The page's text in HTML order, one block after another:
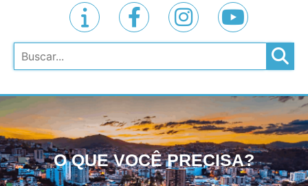
Pesquisar
O QUE VOCÊ PRECISA?